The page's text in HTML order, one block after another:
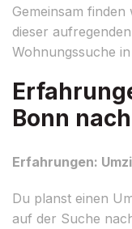
Gemeinsam
dieser
Wohnungssuche
Bonn
Erfahrungen:
Du planst einen
auf der Suche